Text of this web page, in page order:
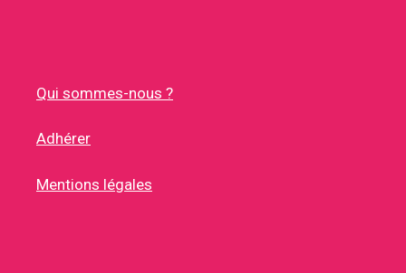
Qui sommes-nous ?
Adhérer
Mentions légales